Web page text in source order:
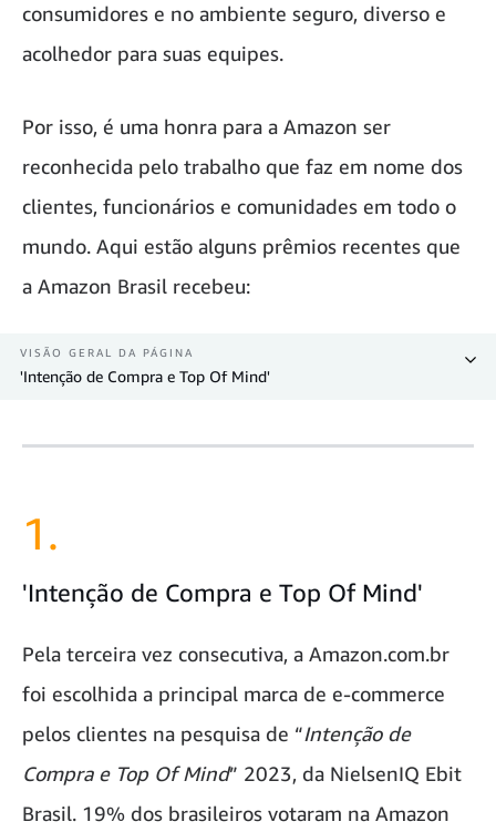
consumidores e no ambiente seguro, diverso e
acolhedor para suas equipes.
Por isso, é uma honra para a Amazon ser
reconhecida pelo trabalho que faz em nome dos
clientes, funcionários e comunidades em todo o
mundo. Aqui estão alguns prêmios recentes que
a Amazon Brasil recebeu:
VISÃO GERAL DA PÁGINA
'Intenção de Compra e Top Of Mind'
1.
'Intenção de Compra e Top Of Mind'
Pela terceira vez consecutiva, a Amazon.com.br
foi escolhida a principal marca de e-commerce
pelos clientes na pesquisa de “Intenção de
Compra e Top Of Mind” 2023, da NielsenIQ Ebit
Brasil. 19% dos brasileiros votaram na Amazon